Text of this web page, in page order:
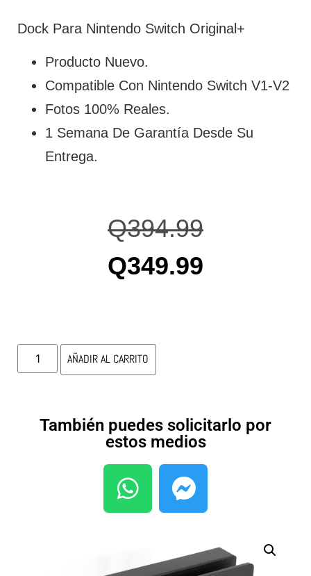
Dock Para Nintendo Switch Original+
Producto Nuevo.
Compatible Con Nintendo Switch V1-V2
Fotos 100% Reales.
1 Semana De Garantía Desde Su
Entrega.
Q394.99
Q349.99
AÑADIR AL CARRITO
También puedes solicitarlo por
estos medios